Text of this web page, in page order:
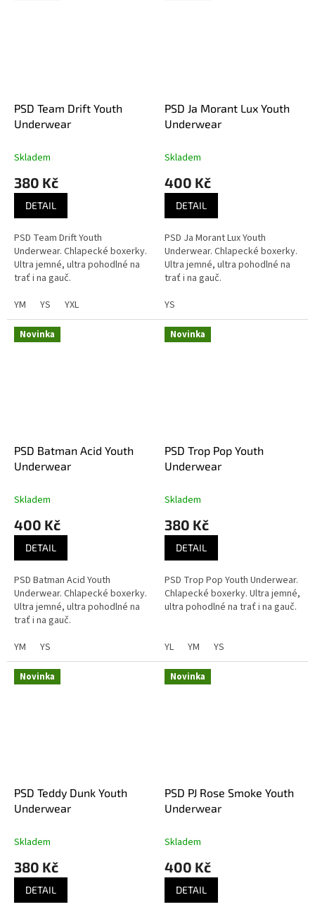
PSD Team Drift Youth
Underwear
Skladem
380 Kč
DETAIL
PSD Team Drift Youth
Underwear. Chlapecké boxerky.
Ultra jemné, ultra pohodlné na
trať i na gauč.
YM
YS YXL
PSD Ja Morant Lux Youth
Underwear
Skladem
400 Kč
DETAIL
PSD Ja Morant Lux Youth
Underwear. Chlapecké boxerky.
Ultra jemné, ultra pohodlné na
trať i na gauč.
YS
Novinka
PSD Batman Acid Youth
Underwear
Skladem
400 Kč
DETAIL
PSD Batman Acid Youth
Underwear. Chlapecké boxerky.
Ultra jemné, ultra pohodlné na
trať i na gauč.
YM
YS
Novinka
PSD Trop Pop Youth
Underwear
Skladem
380 Kč
DETAIL
PSD Trop Pop Youth Underwear.
Chlapecké boxerky. Ultra jemné,
ultra pohodlné na trať i na gauč.
YL YM YS
Novinka
PSD Teddy Dunk Youth
Underwear
Skladem
380 Kč
DETAIL
Novinka
PSD PJ Rose Smoke Youth
Underwear
Skladem
400 Kč
DETAIL